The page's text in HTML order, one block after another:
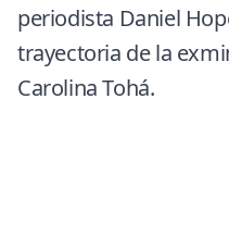
periodista Daniel
trayectoria de la
Carolina Tohá.